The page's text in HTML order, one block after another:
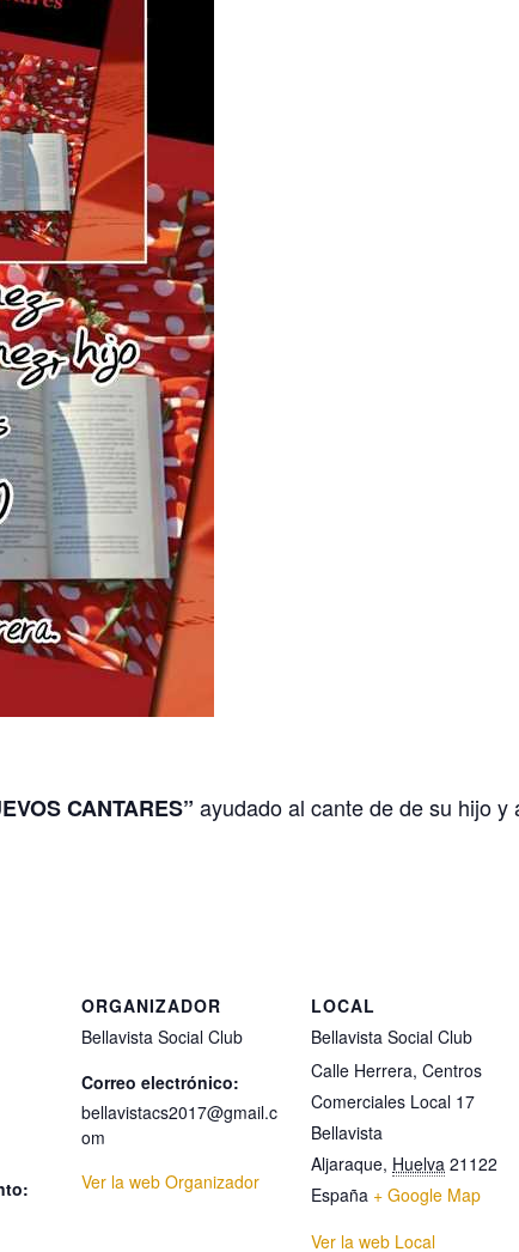
CANTARES” ayudado al cante de de su hijo
ORGANIZADOR
Bellavista Social Club
Correo electrónico:
bellavistacs2017@gmail.c
om
Ver la web Organizador
LOCAL
Bellavista Social Club
Calle Herrera, Centros
Comerciales Local 17
Bellavista
Aljaraque, Huelva 21122
España + Google Map
Ver la web Local